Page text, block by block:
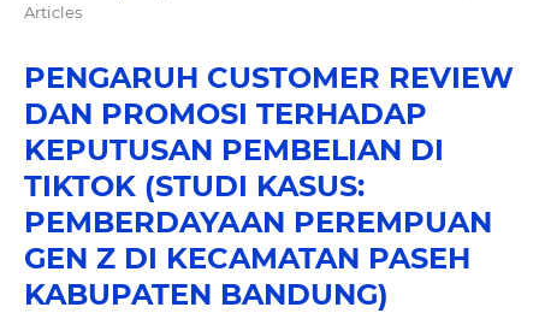
Articles
PENGARUH CUSTOMER REVIEW
DAN PROMOSI TERHADAP
KEPUTUSAN PEMBELIAN DI
TIKTOK (STUDI KASUS:
PEMBERDAYAAN PEREMPUAN
GEN Z DI KECAMATAN PASEH
KABUPATEN BANDUNG)